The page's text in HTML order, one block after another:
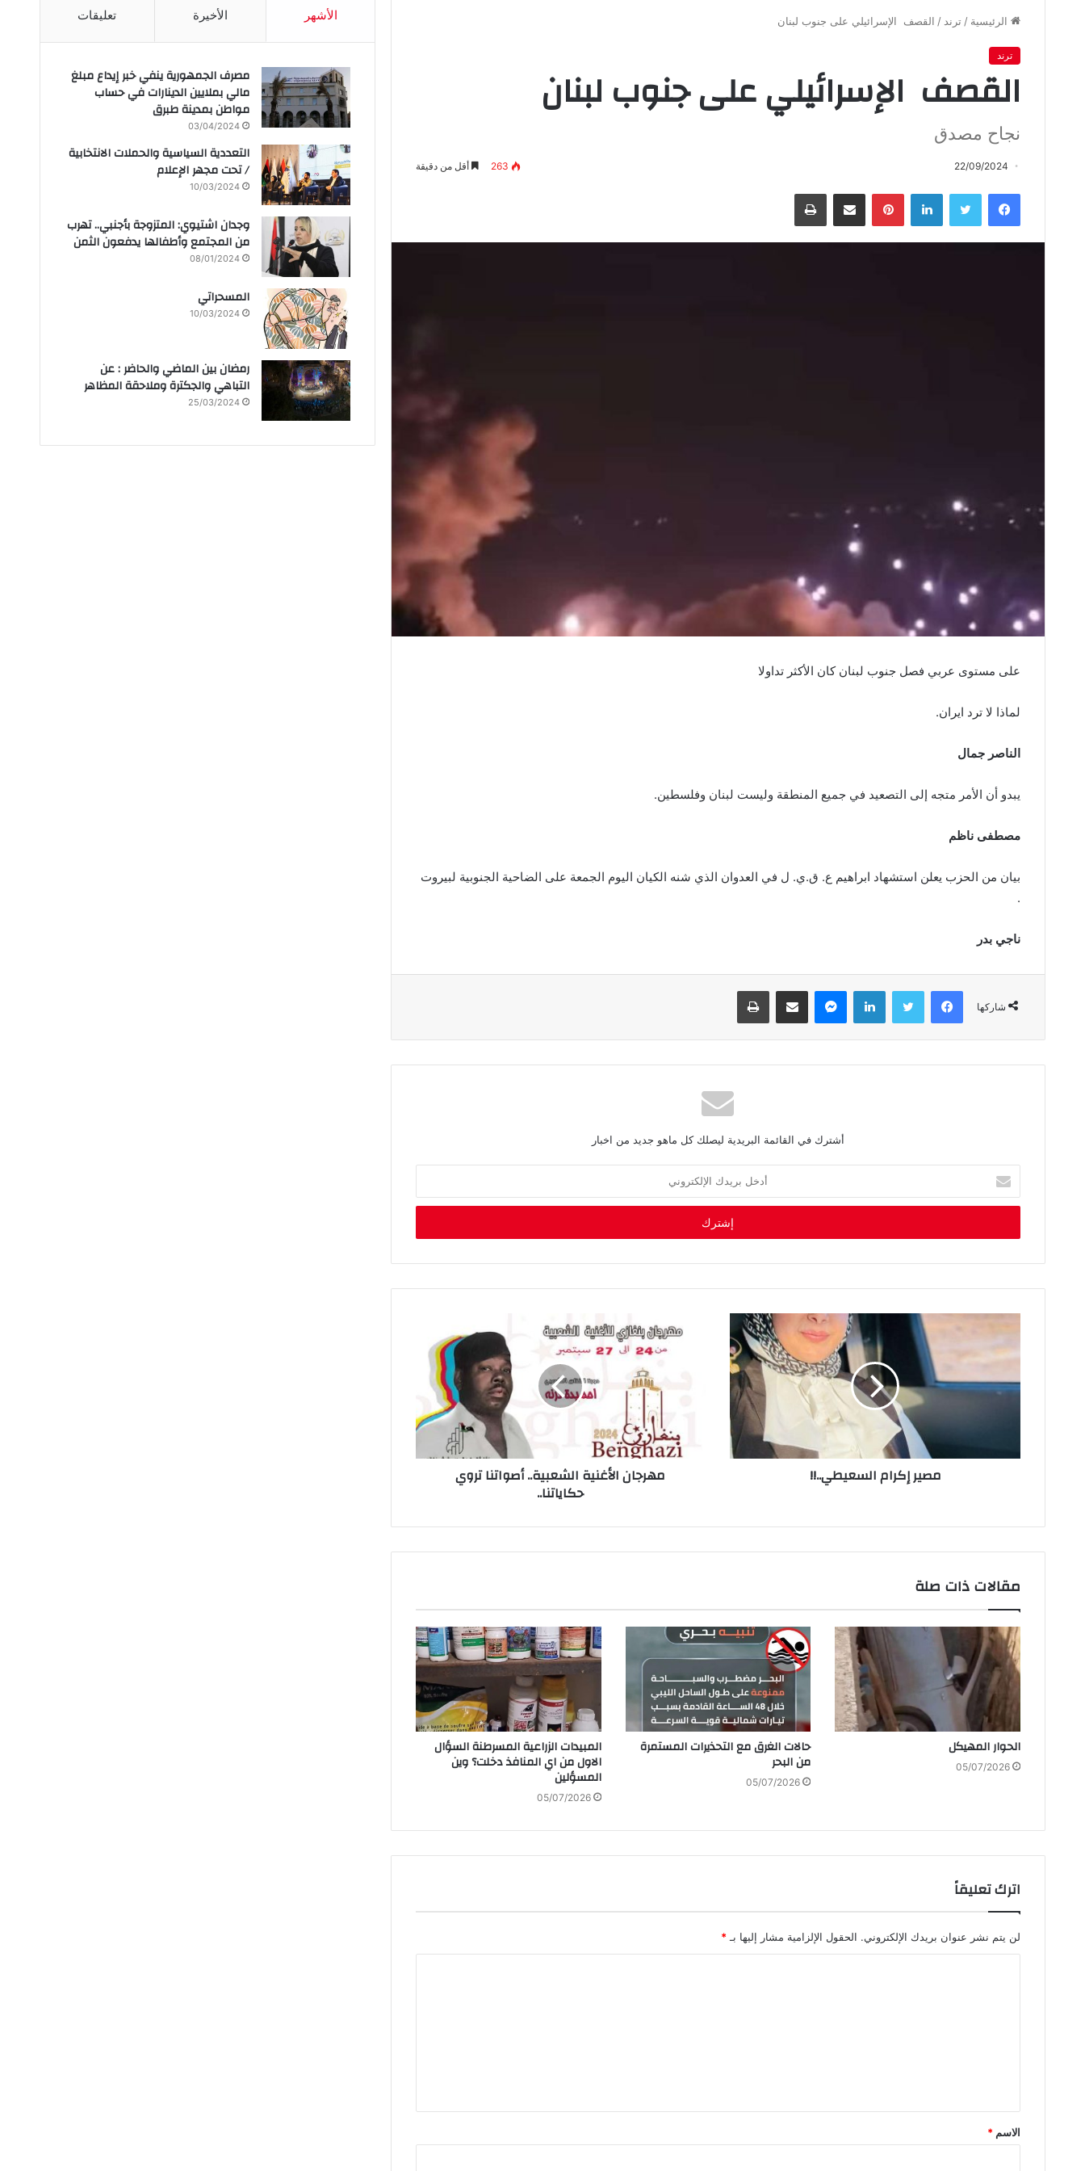
الرئيسية / ترند / القصف الإسرائيلي على جنوب لبنان
ترند
القصف الإسرائيلي على جنوب لبنان
نجاح مصدق
22/09/2024
263 أقل من دقيقة
فيسبوك تويتر لينكدإن بينتيريست مشاركة عبر البريد طباعة
على‭ ‬مستوى‭ ‬عربي‭ ‬فصل‭ ‬جنوب‭ ‬لبنان‭ ‬كان‭ ‬الأكثر‭ ‬تداولا‮ ‬
لماذا‭ ‬لا‭ ‬ترد‭ ‬ايران‭.‬
الناصر‭ ‬جمال
يبدو‭ ‬أن‭ ‬الأمر‭ ‬متجه‭ ‬إلى‭ ‬التصعيد‭ ‬في‭ ‬جميع‭ ‬المنطقة‭ ‬وليست‭ ‬لبنان‭ ‬وفلسطين‭.‬
مصطفى‭ ‬ناظم
.‬
ناجي‭ ‬بدر
شاركها
فيسبوك تويتر لينكدإن ماسنجر مشاركة عبر البريد طباعة
أشترك في القائمة البريدية ليصلك كل ماهو جديد من اخبار
خ
ب
د
إ
ك
ن
مصير إكرام السعيطي..!! مهرجان الأغنية الشعبية.. أصواتنا تروي
حكاياتنا..
مقالات ذات صلة
الحوار‭ ‬المهيكل
05/07/2026
حالات‭ ‬الغرق‭ ‬مع‭ ‬التحذيرات‭ ‬المستمرة‭
‬من‭ ‬البحر
05/07/2026 ‬المسؤلين
05/07/2026
اترك تعليقاً
لن يتم نشر عنوان بريدك الإلكتروني. الحقول الإلزامية مشار إليها بـ *
ق
*
الاسم *
الأشهر الأخيرة تعليقات
مصرف الجمهورية ينفي خبر إيداع مبلغ
مالي بملايين الدينارات في حساب
مواطن بمدينة طبرق
03/04/2024
التعددية السياسية والحملات الانتخابية
/ تحت مجهر الإعلام
10/03/2024
وجدان اشتيوي: المتزوجة بأجنبي.. تهرب
من المجتمع وأطفالها يدفعون الثمن
08/01/2024
المسحراتي
10/03/2024
رمضان بين الماضي والحاضر : عن
التباهي والجكترة وملاحقة المظاهر
25/03/2024